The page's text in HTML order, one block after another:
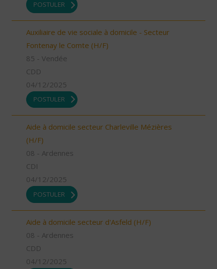
POSTULER
Auxiliaire de vie sociale à domicile - Secteur
Fontenay le Comte (H/F)
85 - Vendée
CDD
04/12/2025
POSTULER
Aide à domicile secteur Charleville Mézières
(H/F)
08 - Ardennes
CDI
04/12/2025
POSTULER
Aide à domicile secteur d'Asfeld (H/F)
08 - Ardennes
CDD
04/12/2025